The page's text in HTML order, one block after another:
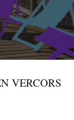
VERCORS